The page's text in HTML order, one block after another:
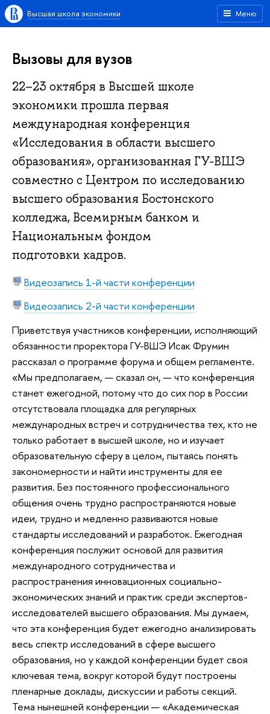
Меню
Высшая школа экономики
Вызовы для вузов
22–23 октября в Высшей школе
экономики прошла первая
международная конференция
«Исследования в области высшего
образования», организованная ГУ-ВШЭ
совместно с Центром по исследованию
высшего образования Бостонского
колледжа, Всемирным банком и
Национальным фондом
подготовки кадров.
Видеозапись 1-й части конференции
Видеозапись 2-й части конференции
Приветствуя участников конференции, исполняющий
обязанности проректора ГУ-ВШЭ Исак Фрумин
рассказал о программе форума и общем регламенте.
«Мы предполагаем, — сказал он, — что конференция
станет ежегодной, потому что до сих пор в России
отсутствовала площадка для регулярных
международных встреч и сотрудничества тех, кто не
только работает в высшей школе, но и изучает
образовательную сферу в целом, пытаясь понять
закономерности и найти инструменты для ее
развития. Без постоянного профессионального
общения очень трудно распространяются новые
идеи, трудно и медленно развиваются новые
стандарты исследований и разработок. Ежегодная
конференция послужит основой для развития
международного сотрудничества и
распространения инновационных социально-
экономических знаний и практик среди экспертов-
исследователей высшего образования. Мы думаем,
что эта конференция будет ежегодно анализировать
весь спектр исследований в сфере высшего
образования, но у каждой конференции будет своя
ключевая тема, вокруг которой будут построены
пленарные доклады, дискуссии и работы секций.
Тема нынешней конференции — «Академическая